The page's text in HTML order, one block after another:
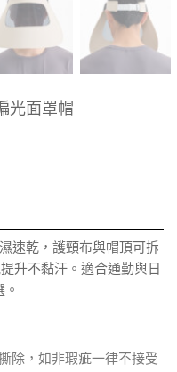
光面罩帽
速乾，護頸布與帽頂可拆
升不黏汗。適合通勤與日
除，如非瑕疵一律不接受